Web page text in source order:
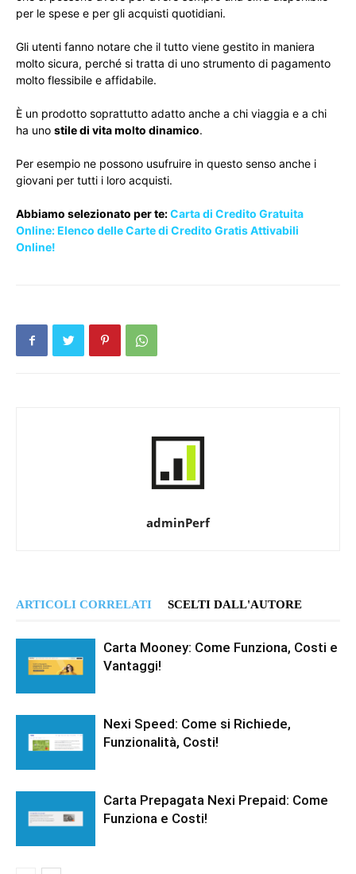
per le spese e per gli acquisti quotidiani.
Gli utenti fanno notare che il tutto viene gestito in maniera
molto sicura, perché si tratta di uno strumento di pagamento
molto flessibile e affidabile.
È un prodotto soprattutto adatto anche a chi viaggia e a chi
ha uno stile di vita molto dinamico.
Per esempio ne possono usufruire in questo senso anche i
giovani per tutti i loro acquisti.
Abbiamo selezionato per te:Carta di Credito Gratuita
Online: Elenco delle Carte di Credito Gratis Attivabili
Online!
adminPerf
ARTICOLI CORRELATI SCELTI DALL'AUTORE
Carta Mooney: Come Funziona, Costi e
Vantaggi!
Nexi Speed: Come si Richiede,
Funzionalità, Costi!
Carta Prepagata Nexi Prepaid: Come
Funziona e Costi!